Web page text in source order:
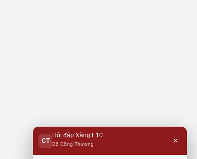
CT
Hỏi đáp Xăng E10
Bộ Công Thương ×